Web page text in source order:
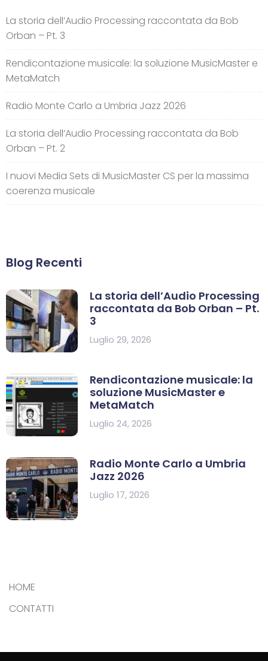
La storia dell’Audio Processing raccontata da Bob
Orban – Pt. 3
Rendicontazione musicale: la soluzione MusicMaster e
MetaMatch
Radio Monte Carlo a Umbria Jazz 2026
La storia dell’Audio Processing raccontata da Bob
Orban – Pt. 2
I nuovi Media Sets di MusicMaster CS per la massima
coerenza musicale
Blog Recenti
La storia dell’Audio Processing
raccontata da Bob Orban – Pt.
3
Luglio 29, 2026
Rendicontazione musicale: la
soluzione MusicMaster e
MetaMatch
Luglio 24, 2026
Radio Monte Carlo a Umbria
Jazz 2026
Luglio 17, 2026
HOME
CONTATTI